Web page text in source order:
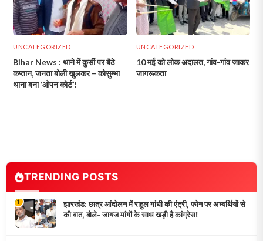
UNCATEGORIZED
Bihar News : थाने में कुर्सी पर बैठे
कप्तान, जनता बोली खुलकर – कोसुम्भा
थाना बना ‘ओपन कोर्ट’!
UNCATEGORIZED
10 मई को लोक अदालत, गांव-गांव जाकर
जागरूकता
TRENDING POSTS
1
झारखंड: छात्र आंदोलन में राहुल गांधी की एंट्री, फोन पर अभ्यर्थियों से
की बात, बोले- जायज मांगों के साथ खड़ी है कांग्रेस!